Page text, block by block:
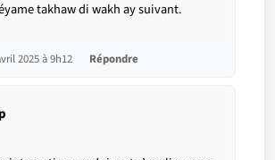
takhaw di wakh ay suivant.
2025 à 9h12 Répondre